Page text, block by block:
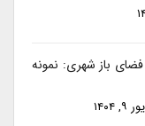
باز شهری: نمونه